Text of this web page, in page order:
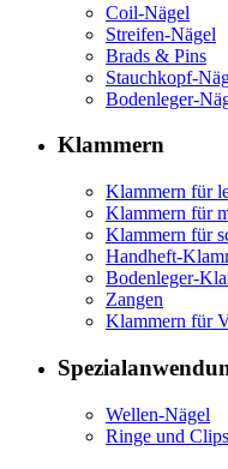
Coil-Nägel
Streifen-Nägel
Brads & Pins
Stauchkopf-
Bodenleger-
Klammern
Klammern für
Klammern für
Klammern für
Handheft-
Bodenleger-
Zangen
Klammern für
Wellen-Nägel
Ringe und Clips